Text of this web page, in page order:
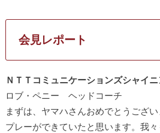
会見レポート
ＮＴＴコミュニケーションズシャイ
ロブ・ペニー ヘッドコーチ
まずは、ヤマハさんおめでとうござ
プレーができていたと思います。我